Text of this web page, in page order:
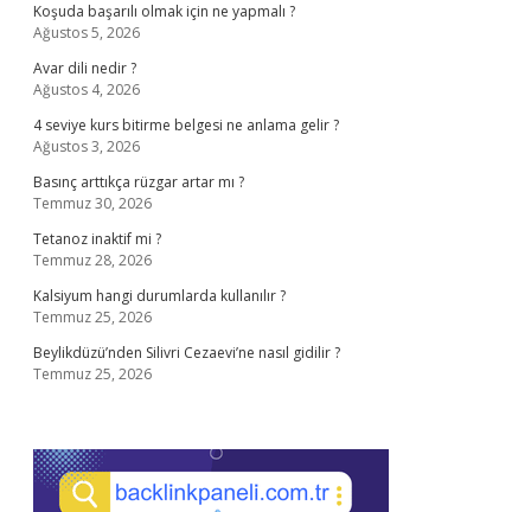
Koşuda başarılı olmak için ne yapmalı ?
Ağustos 5, 2026
Avar dili nedir ?
Ağustos 4, 2026
4 seviye kurs bitirme belgesi ne anlama gelir ?
Ağustos 3, 2026
Basınç arttıkça rüzgar artar mı ?
Temmuz 30, 2026
Tetanoz inaktif mi ?
Temmuz 28, 2026
Kalsiyum hangi durumlarda kullanılır ?
Temmuz 25, 2026
Beylikdüzü’nden Silivri Cezaevi’ne nasıl gidilir ?
Temmuz 25, 2026